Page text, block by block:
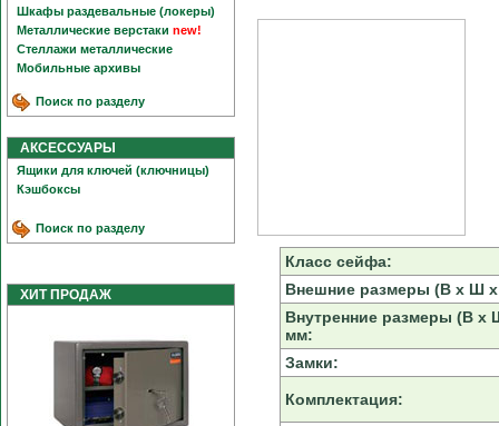
Шкафы раздевальные (локеры)
Металлические верстаки new!
Стеллажи металлические
Мобильные архивы
Поиск по разделу
АКСЕССУАРЫ
Ящики для ключей (ключницы)
Кэшбоксы
Поиск по разделу
ХИТ ПРОДАЖ
Класс сейфа:
Внешние размеры (В х Ш
Внутренние размеры (В х
мм:
Замки:
Комплектация: